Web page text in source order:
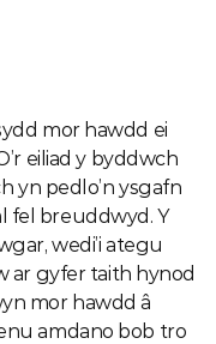
mor hawdd ei
eiliad y byddwch
yn pedlo’n ysgafn
fel breuddwyd. Y
wedi’i ategu
ar gyfer taith hynod
mor hawdd â
amdano bob tro